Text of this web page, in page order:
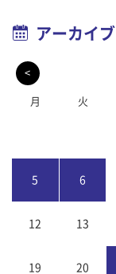
アーカイブ
<
月 火
5 6
12 13
19 20